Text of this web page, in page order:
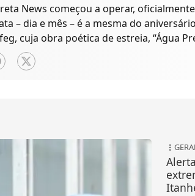
News começou a operar,
– dia e mês – é a mesma do
cuja obra poética de estreia, “Água
e entretenimento.